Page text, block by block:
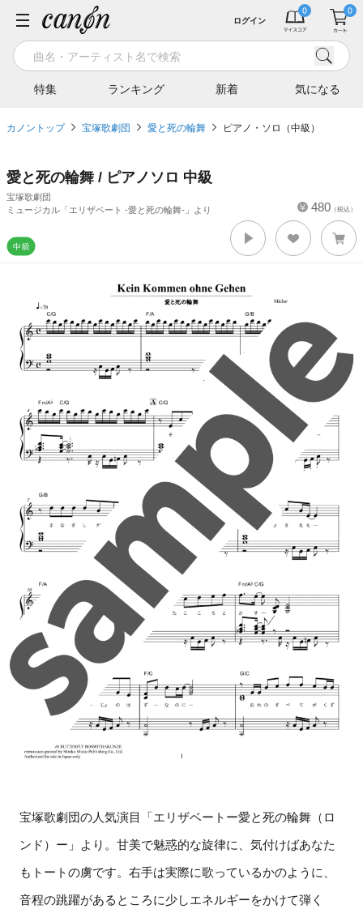
特集 ランキング 新着 気になる
ログイン
カノントップ 宝塚歌劇団 愛と死の輪舞 ピアノ・ソロ（中級）
愛と死の輪舞 / ピアノソロ 中級
宝塚歌劇団
ミュージカル「エリザベート -愛と死の輪舞-」より
480 （税込）
宝塚歌劇団の人気演目「エリザベートー愛と死の輪舞（ロ
ンド）ー」より。甘美で魅惑的な旋律に、気付けばあなた
もトートの虜です。右手は実際に歌っているかのように、
音程の跳躍があるところに少しエネルギーをかけて弾く